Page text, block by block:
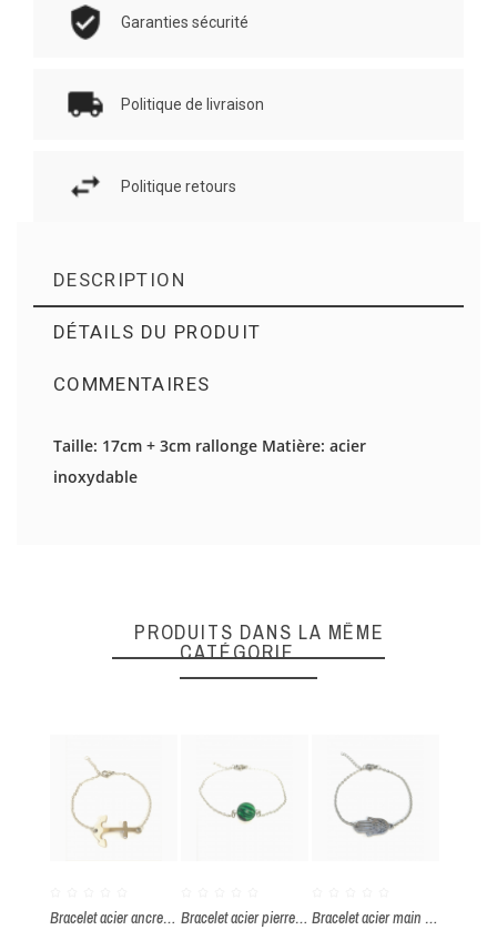
Garanties sécurité
Politique de livraison
Politique retours
DESCRIPTION
DÉTAILS DU PRODUIT
COMMENTAIRES
Taille: 17cm + 3cm rallonge Matière: acier
inoxydable
Il n'y a pas d'avis en ce moment.
ENVOYER
PRODUITS DANS LA MÊME
CATÉGORIE
Bracelet acier ancre marine Bracelet acier pierre malachite Bracelet acier main de fatma